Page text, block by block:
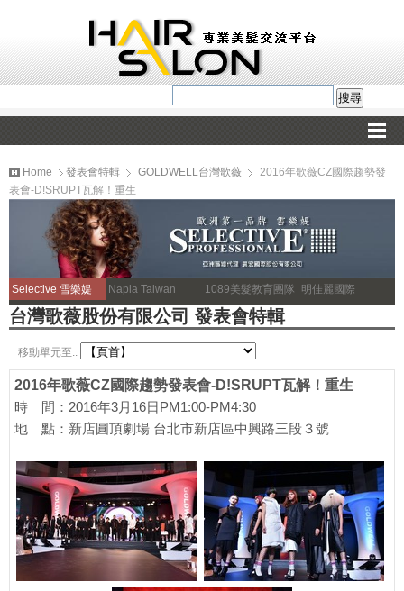
Home 發表會特輯 GOLDWELL台灣歌薇
2016年歌薇CZ國際趨勢發
表會-D!SRUPT瓦解！重生
Selective 雪樂媞 Napla Taiwan 1089美髮教育團隊 明佳麗國際
台灣歌薇股份有限公司 發表會特輯
移動單元至..
2016年歌薇CZ國際趨勢發表會-D!SRUPT瓦解！重生
時 間：2016年3月16日PM1:00-PM4:30
地 點：新店圓頂劇場 台北市新店區中興路三段３號